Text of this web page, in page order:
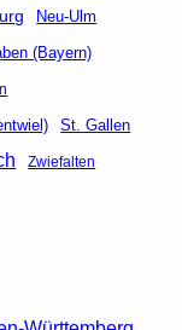
Neu-Ulm
(Bayern)
St. Gallen
Zwiefalten